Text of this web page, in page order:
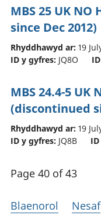
MBS 25 UK
since Dec 2012)
Rhyddhawyd ar: 19
ID y gyfres: JQ8O
MBS 24.4-5 UK
(discontinued
Rhyddhawyd ar: 19
ID y gyfres: JQ8B
Page 40 of 43
Blaenorol Nesaf